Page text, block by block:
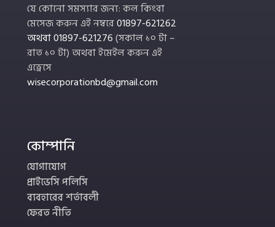
যে কোনো সমস্যার জন্য: কল কিংবা
মেসেজ করুন এই নম্বরে01897-621262
অথবা01897-621276(সকাল ১০ টা –
রাত ১০ টা) অথবা ইমেইল করুন এই
এড্রেসে
wisecorporationbd@gmail.com
কোম্পানি
যোগাযোগ
প্রাইভেসি পলিসি
ব্যবহারের শর্তাবলী
ফেরত নীতি